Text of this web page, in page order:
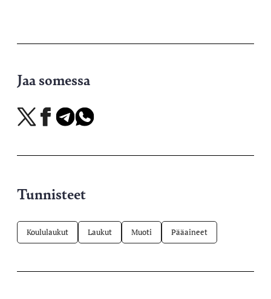
Jaa somessa
Jaa
X-
Jaa
Facebookissa
Jaa
Telegramissa
Jaa
WhatsAppissa
Tunnisteet
Koululaukut Laukut Muoti Pääaineet